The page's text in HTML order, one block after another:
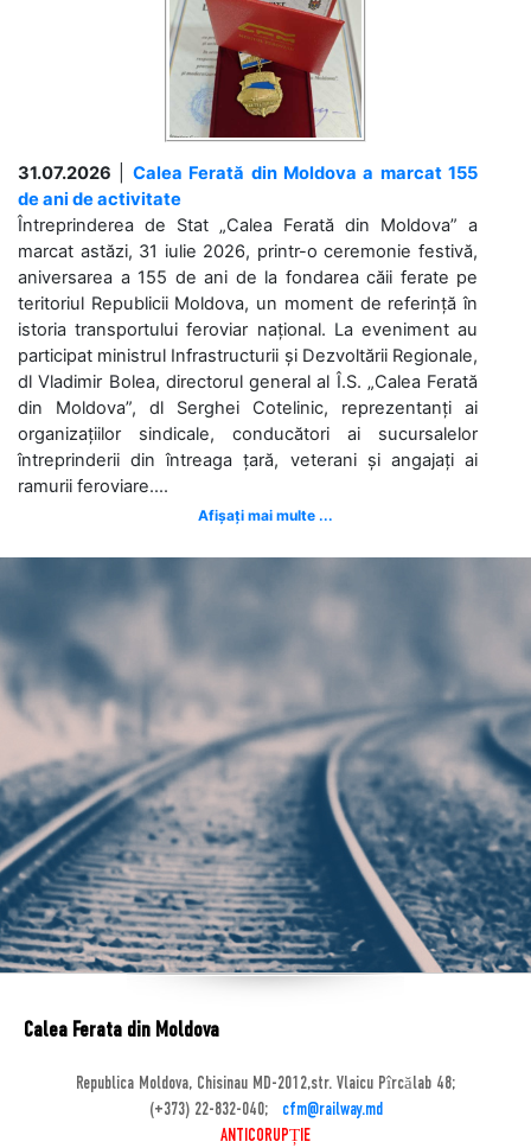
31.07.2026
Calea Ferată din Moldova a marcat 155
de ani de activitate
Întreprinderea de Stat „Calea Ferată din Moldova” a
marcat astăzi, 31 iulie 2026, printr-o ceremonie festivă,
aniversarea a 155 de ani de la fondarea căii ferate pe
teritoriul Republicii Moldova, un moment de referință în
istoria transportului feroviar național. La eveniment au
participat ministrul Infrastructurii și Dezvoltării Regionale,
dl Vladimir Bolea, directorul general al Î.S. „Calea Ferată
din Moldova”, dl Serghei Cotelinic, reprezentanți ai
organizațiilor sindicale, conducători ai sucursalelor
întreprinderii din întreaga țară, veterani și angajați ai
ramurii feroviare....
Afișați mai multe ...
Calea Ferata din Moldova
Republica Moldova, Chisinau MD-2012,str. Vlaicu Pîrcălab 48;
(+373) 22-832-040;
cfm@railway.md
ANTICORUPȚIE